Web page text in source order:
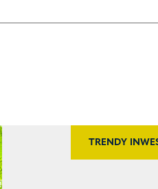
TRENDY